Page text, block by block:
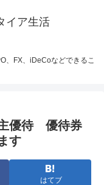
イア生活
、FX、iDeCoなどできるこ
優待 優待券
す
はてブ